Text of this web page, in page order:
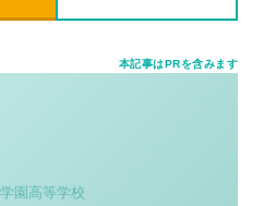
本記事はPRを含みます